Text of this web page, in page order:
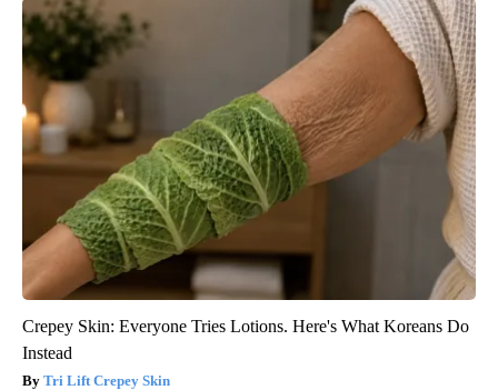
Crepey Skin: Everyone Tries Lotions. Here's What Koreans Do
Instead
Tri Lift Crepey Skin